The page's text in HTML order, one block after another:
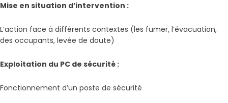
Mise en situation d’intervention :
L’action face à différents contextes (les fumer, l’évacuation,
des occupants, levée de doute)
Exploitation du PC de sécurité :
Fonctionnement d’un poste de sécurité